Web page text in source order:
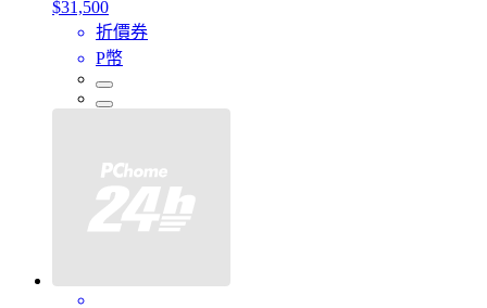
$31,500
折價券
P幣